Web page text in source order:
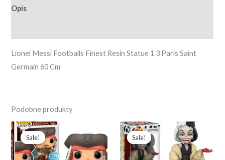
Opis
Lionel Messi Footballs Finest Resin Statue 1 3 Paris Saint
Germain 60 Cm
Podobne produkty
Sale!
Sale!
Pierwotna
cena
wynosiła:
272,99 zł.
cena
wynosi:
194,99 zł.
Sale!
Sale!
Pierwotna
cena
wynosiła:
208,25 zł.
Aktualna
cena
wynosi:
160,19 zł.